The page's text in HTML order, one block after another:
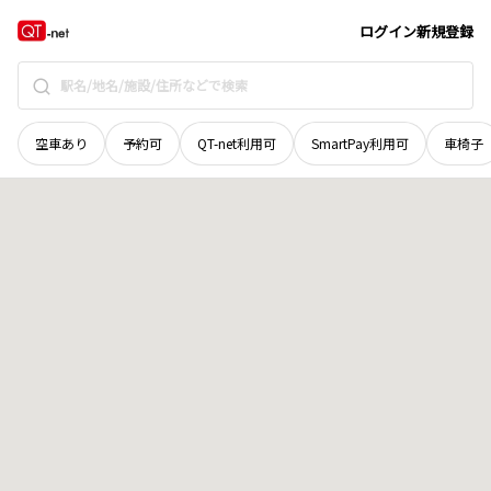
ログイン新規登録
空車あり 予約可 QT-net利用可 SmartPay利用可 車椅子
滋賀県